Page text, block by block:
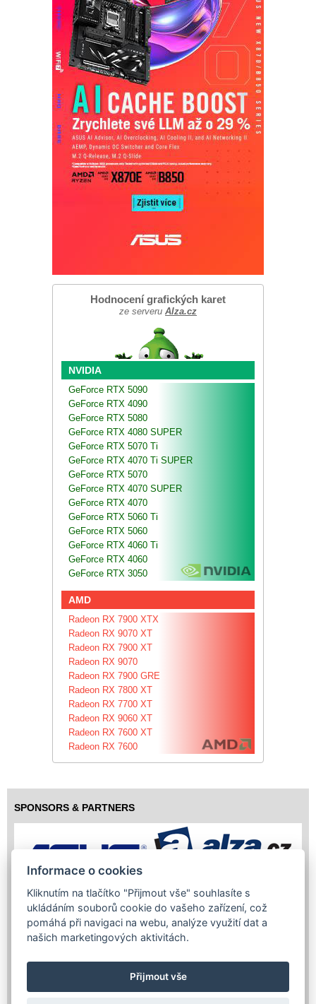
Hodnocení grafických karet
ze serveru Alza.cz
NVIDIA
GeForce RTX 5090
GeForce RTX 4090
GeForce RTX 5080
GeForce RTX 4080 SUPER
GeForce RTX 5070 Ti
GeForce RTX 4070 Ti SUPER
GeForce RTX 5070
GeForce RTX 4070 SUPER
GeForce RTX 4070
GeForce RTX 5060 Ti
GeForce RTX 5060
GeForce RTX 4060 Ti
GeForce RTX 4060
GeForce RTX 3050
AMD
Radeon RX 7900 XTX
Radeon RX 9070 XT
Radeon RX 7900 XT
Radeon RX 9070
Radeon RX 7900 GRE
Radeon RX 7800 XT
Radeon RX 7700 XT
Radeon RX 9060 XT
Radeon RX 7600 XT
Radeon RX 7600
SPONSORS & PARTNERS
Informace o cookies
Kliknutím na tlačítko "Přijmout vše" souhlasíte s
ukládáním souborů cookie do vašeho zařízení, což
pomáhá při navigaci na webu, analýze využití dat a
našich marketingových aktivitách.
Přijmout vše